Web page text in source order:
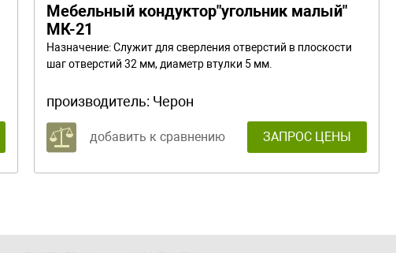
Мебельный кондуктор"угольник малый"
МК-21
Назначение: Служит для сверления отверстий в плоскости
шаг отверстий 32 мм, диаметр втулки 5 мм.
производитель: Черон
добавить к сравнению ЗАПРОС ЦЕНЫ